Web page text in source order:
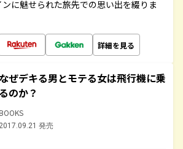
に魅せられた旅先での思い出を綴りま
詳細を見る
なぜデキる男とモテる女は飛行機に乗
るのか？
2017.09.21 発売